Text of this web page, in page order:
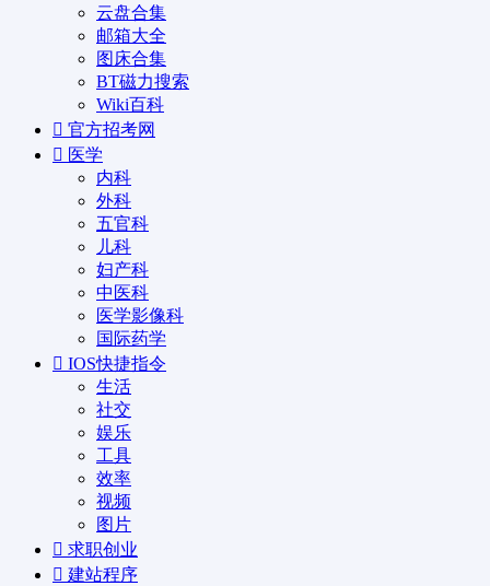
云盘合集
邮箱大全
图床合集
BT磁力搜索
Wiki百科
官方招考网
医学
内科
外科
五官科
儿科
妇产科
中医科
医学影像科
国际药学
IOS快捷指令
生活
社交
娱乐
工具
效率
视频
图片
求职创业
建站程序